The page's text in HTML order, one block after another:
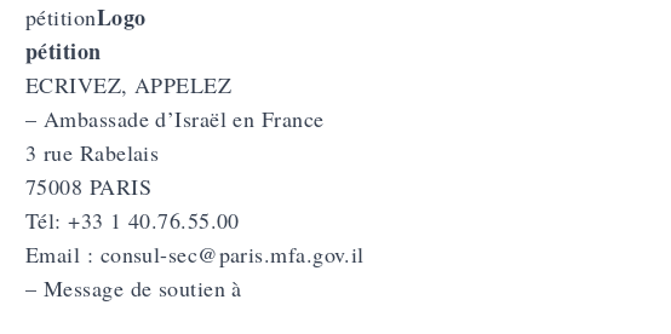
pétitionLogo
pétition
ECRIVEZ, APPELEZ
– Ambassade d’Israël en France
3 rue Rabelais
75008 PARIS
Tél: +33 1 40.76.55.00
Email : consul-sec@paris.mfa.gov.il
– Message de soutien à